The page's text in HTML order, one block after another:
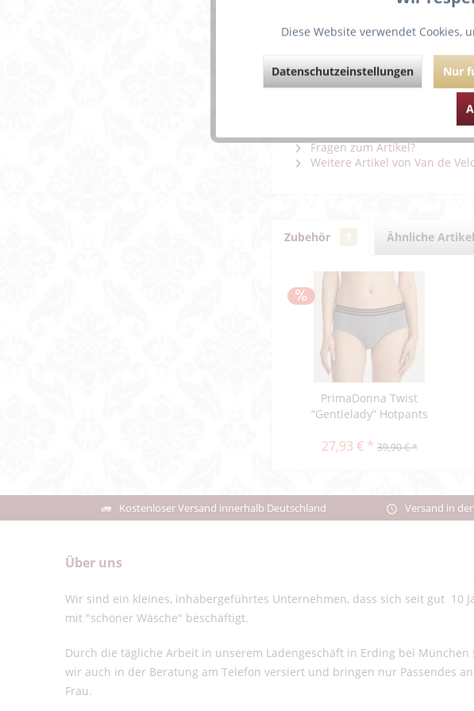
Diese karierte Korsage kann als
an der Oberseite der Cups
Steg rundet Ihren topmodischen
kariertem Material.
Weiterführende Links
Fragen zum Artikel?
Weitere Artikel von Van de
Zubehör Ähnliche Artikel
PrimaDonna Twist
“Gentlelady” Hotpants
27,93 € * 39,90 € *
Kostenloser Versand innerhalb Deutschland Versand in der
Über uns
Wir sind ein kleines, inhabergeführtes Unternehmen, dass sich seit gut 10
mit "schöner Wäsche" beschäftigt.
Durch die tägliche Arbeit in unserem Ladengeschäft in Erding bei München
wir auch in der Beratung am Telefon versiert und bringen nur Passendes
Frau.
Diese Website verwendet
Datenschutzeinstellungen Nur